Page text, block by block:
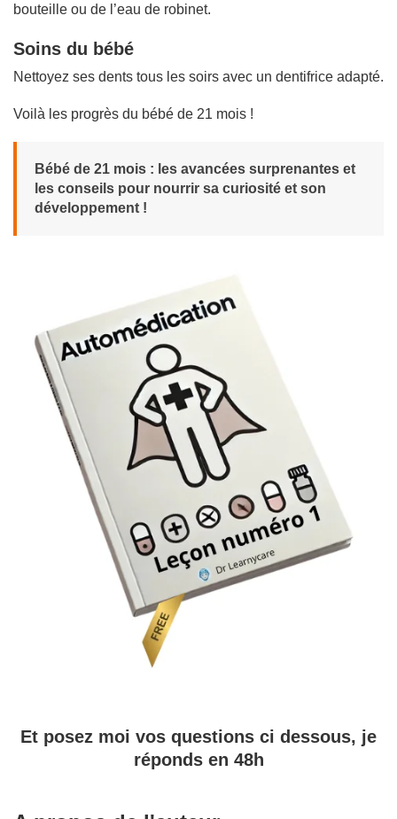
bouteille ou de l’eau de robinet.
Soins du bébé
Nettoyez ses dents tous les soirs avec un dentifrice adapté.
Voilà les progrès du bébé de 21 mois !
Bébé de 21 mois : les avancées surprenantes et
les conseils pour nourrir sa curiosité et son
développement !
Et posez moi vos questions ci dessous, je
réponds en 48h